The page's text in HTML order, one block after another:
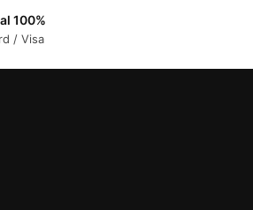
100%
/ Visa